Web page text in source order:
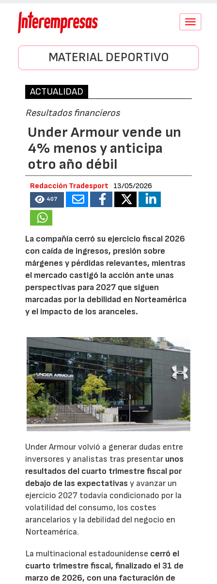
Conmutar
MATERIAL DEPORTIVO
ACTUALIDAD
Resultados financieros
Under Armour vende un
4% menos y anticipa
otro año débil
Redacción Tradesport 13/05/2026
407
La compañía cerró su ejercicio fiscal 2026
con caída de ingresos, presión sobre
márgenes y pérdidas relevantes, mientras
el mercado castigó la acción ante unas
perspectivas para 2027 que siguen
marcadas por la debilidad en Norteamérica
y el impacto de los aranceles.
Under Armour volvió a generar dudas entre
inversores y analistas tras presentar unos
resultados del cuarto trimestre fiscal por
debajo de las expectativasy avanzar un
ejercicio 2027 todavía condicionado por la
volatilidad del consumo, los costes
arancelarios y la debilidad del negocio en
Norteamérica.
La multinacional estadounidense cerró el
cuarto trimestre fiscal, finalizado el 31 de
marzo de 2026, con una facturación de